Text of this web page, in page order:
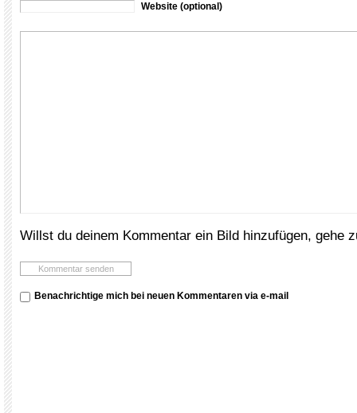
Website (optional)
Willst du deinem Kommentar ein Bild hinzufügen, gehe
Benachrichtige mich bei neuen Kommentaren via e-mail